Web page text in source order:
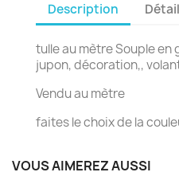
Description
tulle au mètre Souple
jupon, décoration,,
Vendu au mètre
faites le choix de la
VOUS AIMEREZ AUSSI